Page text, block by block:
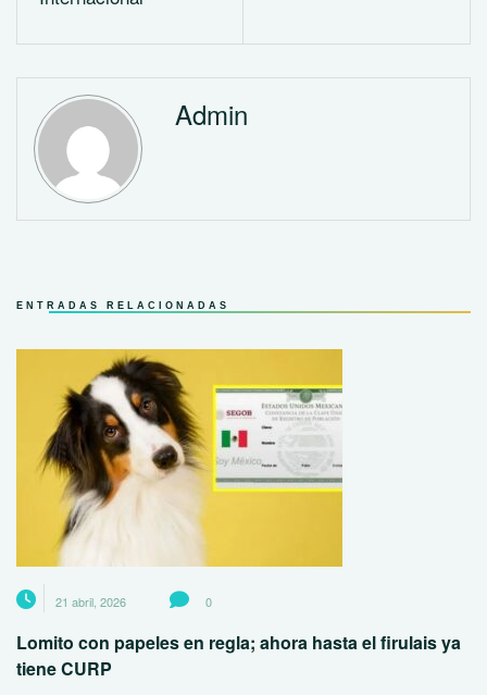
Admin
ENTRADAS RELACIONADAS
21 abril, 2026 0
Lomito con papeles en regla; ahora hasta el firulais ya
tiene CURP